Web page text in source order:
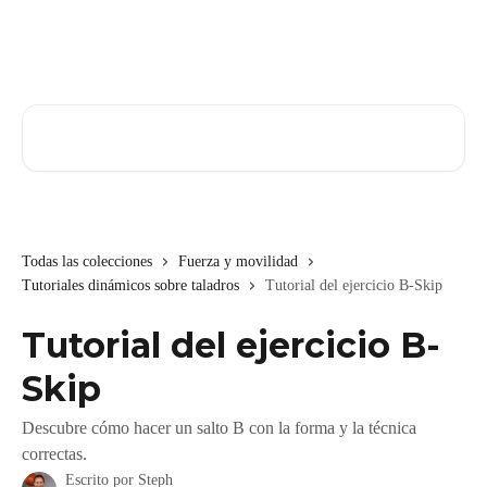
Todas las colecciones
Fuerza y movilidad
Tutoriales dinámicos sobre taladros
Tutorial del ejercicio B-Skip
Tutorial del ejercicio B-
Skip
Descubre cómo hacer un salto B con la forma y la técnica
correctas.
Escrito por Steph